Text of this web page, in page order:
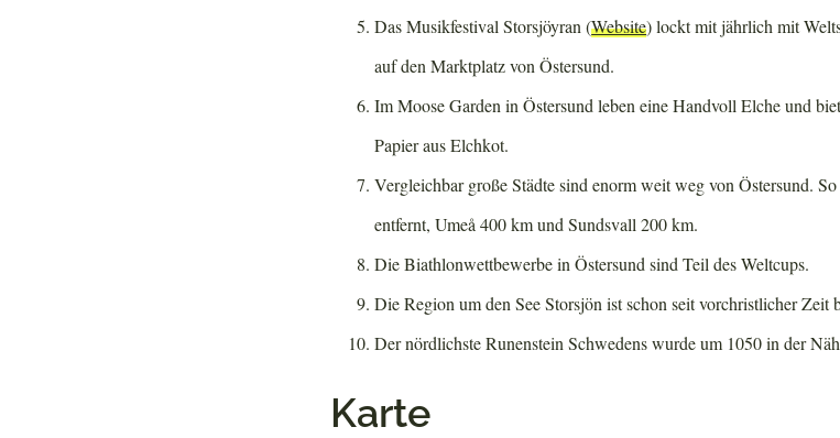
Das Musikfestival Storsjöyran (Website) lockt mit jährlich mit
auf den Marktplatz von Östersund.
Im Moose Garden in Östersund leben eine Handvoll Elche und
Papier aus Elchkot.
Vergleichbar große Städte sind enorm weit weg von Östersund.
entfernt, Umeå 400 km und Sundsvall 200 km.
Die Biathlonwettbewerbe in Östersund sind Teil des Weltcups.
Die Region um den See Storsjön ist schon seit vorchristlicher Zeit
Der nördlichste Runenstein Schwedens wurde um 1050 in der
Karte